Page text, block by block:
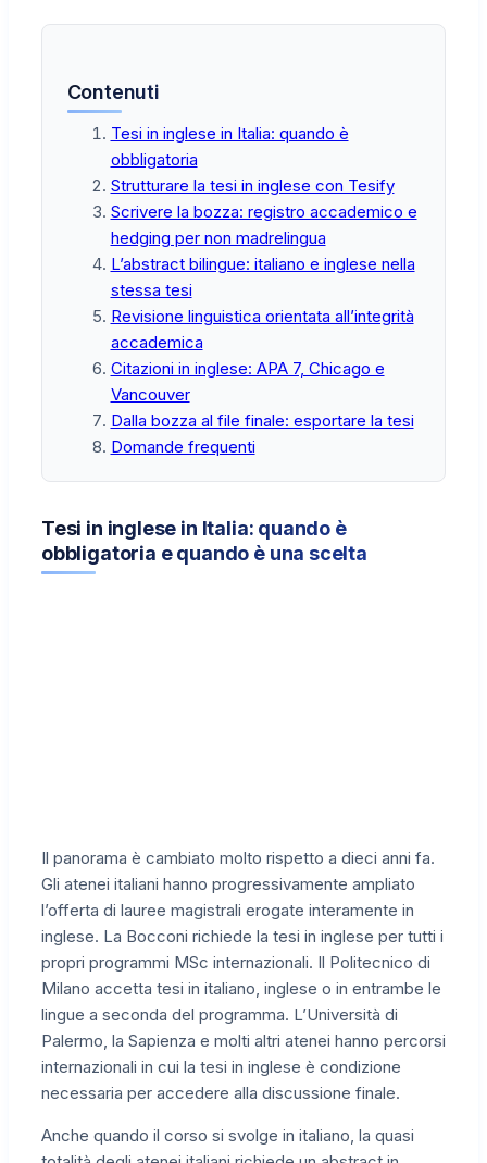
Contenuti
Tesi in inglese in Italia: quando è
obbligatoria
Strutturare la tesi in inglese con Tesify
Scrivere la bozza: registro accademico e
hedging per non madrelingua
L’abstract bilingue: italiano e inglese nella
stessa tesi
Revisione linguistica orientata all’integrità
accademica
Citazioni in inglese: APA 7, Chicago e
Vancouver
Dalla bozza al file finale: esportare la tesi
Domande frequenti
Tesi in inglese in Italia: quando è
obbligatoria e quando è una scelta
Il panorama è cambiato molto rispetto a dieci anni fa.
Gli atenei italiani hanno progressivamente ampliato
l’offerta di lauree magistrali erogate interamente in
inglese. La Bocconi richiede la tesi in inglese per tutti i
propri programmi MSc internazionali. Il Politecnico di
Milano accetta tesi in italiano, inglese o in entrambe le
lingue a seconda del programma. L’Università di
Palermo, la Sapienza e molti altri atenei hanno percorsi
internazionali in cui la tesi in inglese è condizione
necessaria per accedere alla discussione finale.
Anche quando il corso si svolge in italiano, la quasi